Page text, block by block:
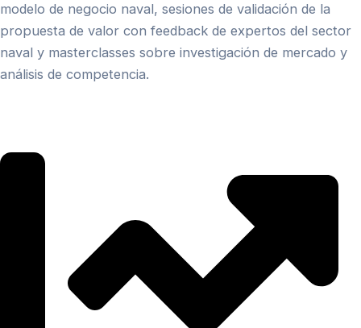
modelo de negocio naval, sesiones de validación de la
propuesta de valor con feedback de expertos del sector
naval y masterclasses sobre investigación de mercado y
análisis de competencia.